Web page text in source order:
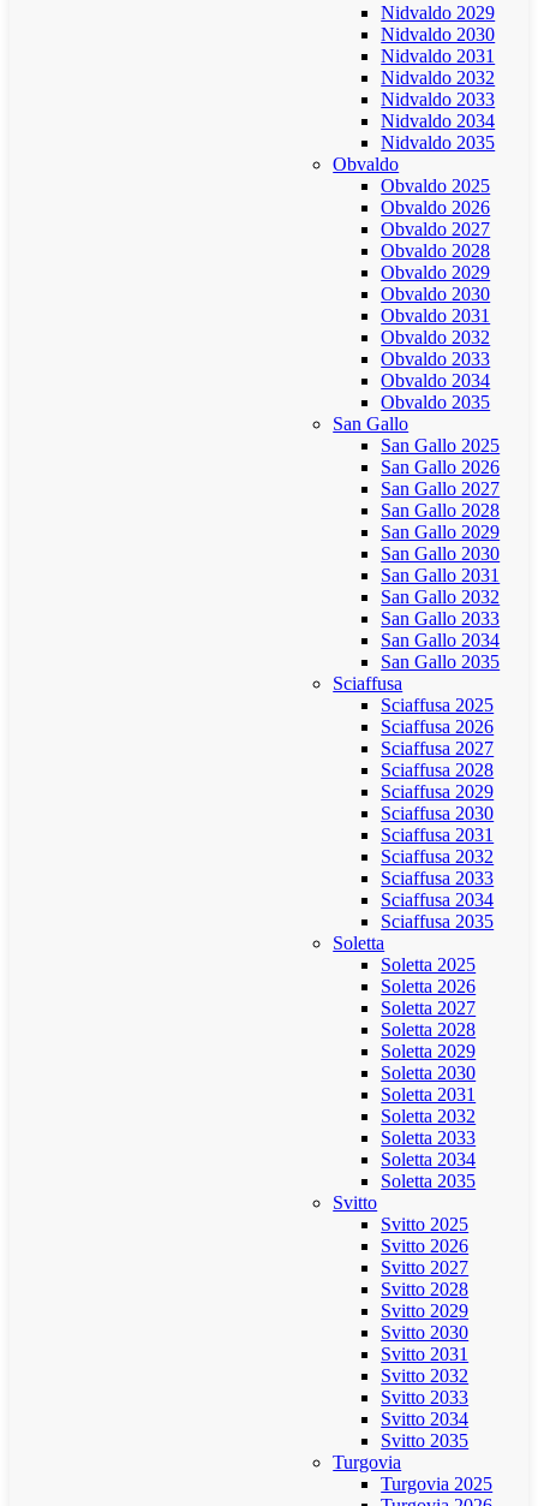
Nidvaldo 2029
Nidvaldo 2030
Nidvaldo 2031
Nidvaldo 2032
Nidvaldo 2033
Nidvaldo 2034
Nidvaldo 2035
Obvaldo
Obvaldo 2025
Obvaldo 2026
Obvaldo 2027
Obvaldo 2028
Obvaldo 2029
Obvaldo 2030
Obvaldo 2031
Obvaldo 2032
Obvaldo 2033
Obvaldo 2034
Obvaldo 2035
San Gallo
San Gallo 2025
San Gallo 2026
San Gallo 2027
San Gallo 2028
San Gallo 2029
San Gallo 2030
San Gallo 2031
San Gallo 2032
San Gallo 2033
San Gallo 2034
San Gallo 2035
Sciaffusa
Sciaffusa 2025
Sciaffusa 2026
Sciaffusa 2027
Sciaffusa 2028
Sciaffusa 2029
Sciaffusa 2030
Sciaffusa 2031
Sciaffusa 2032
Sciaffusa 2033
Sciaffusa 2034
Sciaffusa 2035
Soletta
Soletta 2025
Soletta 2026
Soletta 2027
Soletta 2028
Soletta 2029
Soletta 2030
Soletta 2031
Soletta 2032
Soletta 2033
Soletta 2034
Soletta 2035
Svitto
Svitto 2025
Svitto 2026
Svitto 2027
Svitto 2028
Svitto 2029
Svitto 2030
Svitto 2031
Svitto 2032
Svitto 2033
Svitto 2034
Svitto 2035
Turgovia
Turgovia 2025